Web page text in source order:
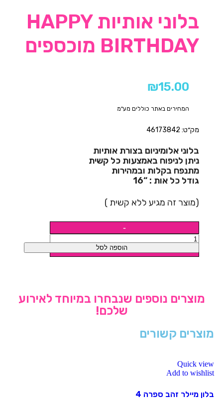
בלוני אותיות HAPPY
BIRTHDAY מוכספים
₪15.00
המחירים באתר כוללים מע"מ
מק״ט: 46173842
בלוני אלומיניום בצורת אותיות
ניתן לניפוח באמצעות כל קשית
מתנפח בקלות ובמהירות
גודל כל אות : “16
(מוצר זה מגיע ללא קשית )
הוספה לסל
מוצרים נוספים שנבחרו במיוחד לאירוע
שלכם!
מוצרים קשורים
Quick view
Add to wishlist
בלון מיילר זהב ספרה 4